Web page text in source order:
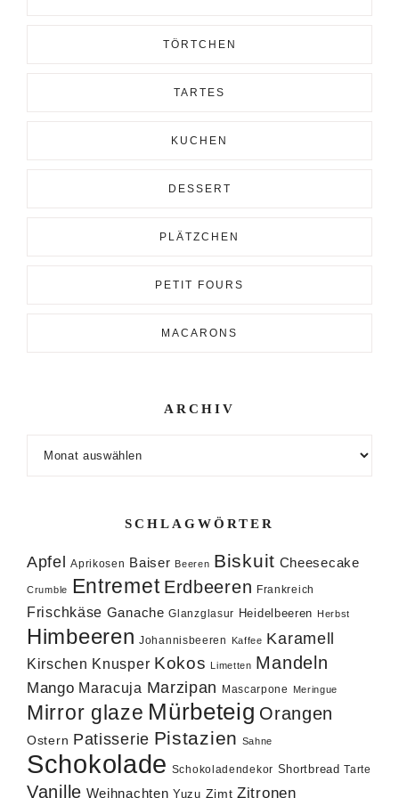
TÖRTCHEN
TARTES
KUCHEN
DESSERT
PLÄTZCHEN
PETIT FOURS
MACARONS
ARCHIV
SCHLAGWÖRTER
Apfel Aprikosen Baiser Beeren Biskuit Cheesecake
Crumble Entremet Erdbeeren Frankreich
Frischkäse Ganache Glanzglasur Heidelbeeren Herbst
Himbeeren Johannisbeeren Kaffee Karamell
Kirschen Knusper Kokos Limetten Mandeln
Mango Maracuja Marzipan Mascarpone Meringue
Mirror glaze Mürbeteig Orangen
Ostern Patisserie Pistazien Sahne
Schokolade Schokoladendekor Shortbread Tarte
Vanille Weihnachten Yuzu Zimt Zitronen